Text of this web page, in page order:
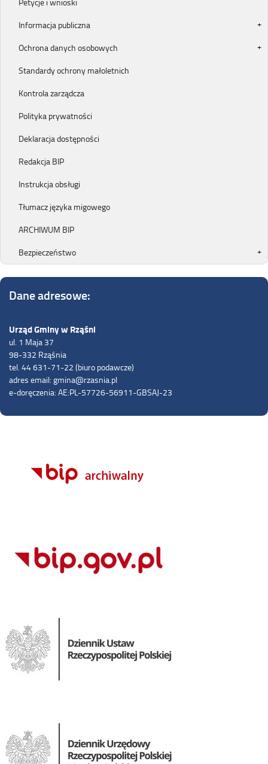
Informacja publiczna
Ochrona danych osobowych
Standardy ochrony małoletnich
Kontrola zarządcza
Polityka prywatności
Deklaracja dostępności
Redakcja BIP
Instrukcja obsługi
Tłumacz języka migowego
ARCHIWUM BIP
Bezpieczeństwo
Dane adresowe:
Urząd Gminy w Rząśni
ul. 1 Maja 37
98-332 Rząśnia
tel. 44 631-71-22 (biuro podawcze)
adres email: gmina@rzasnia.pl
e-doręczenia: AE:PL-57726-56911-GBSAJ-23